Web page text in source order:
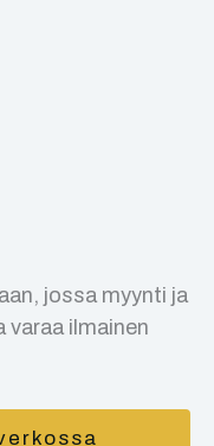
jossa myynti ja
varaa ilmainen